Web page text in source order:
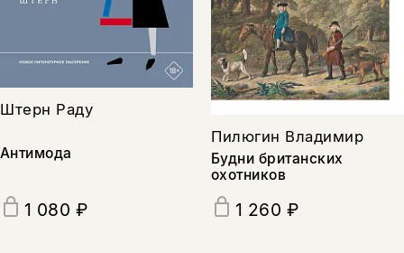
Штерн Раду
Антимода
1 080 ₽
Пилюгин Владимир
Будни британских
охотников
1 260 ₽